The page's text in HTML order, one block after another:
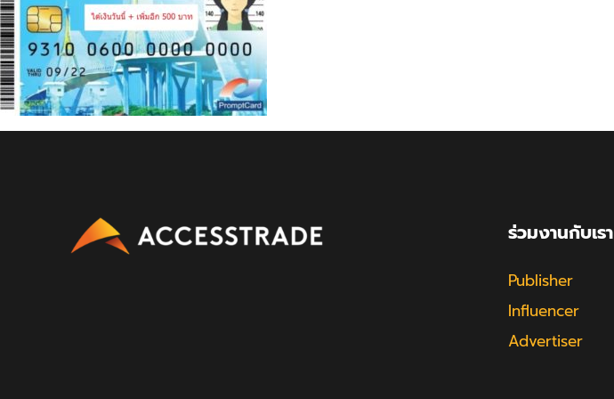
ร่วมงานกับเรา
Publisher
Influencer
Advertiser